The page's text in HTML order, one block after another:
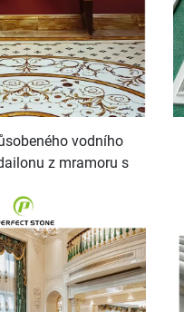
vodního
z mramoru s
mramorem čtverec